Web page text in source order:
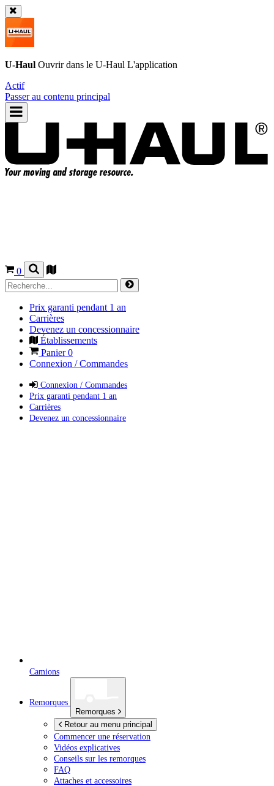
U-Haul Ouvrir dans le U-Haul L'application
Actif
Passer au contenu principal
0
Prix garanti pendant 1 an
Carrières
Devenez un concessionnaire
Établissements
Panier0
Connexion / Commandes
Connexion / Commandes
Prix garanti pendant 1 an
Carrières
Devenez un concessionnaire
Camions
Remorques
Remorques
Retour au menu principal
Commencer une réservation
Vidéos explicatives
Conseils sur les remorques
FAQ
Attaches et accessoires